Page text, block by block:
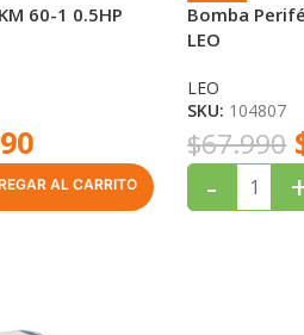
60-1 0.5HP
AL CARRITO
Bomba
LEO
LEO
SKU: 104807
$67.990
-